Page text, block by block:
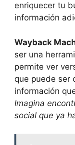
enriquecer tu
información
Wayback
ser una
permite ver
que puede ser
información
Imagina
social que ya